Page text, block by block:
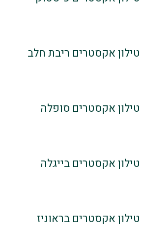
טילון אקסטרים ריבת חלב
טילון אקסטרים סופלה
טילון אקסטרים בייגלה
טילון אקסטרים בראוניז